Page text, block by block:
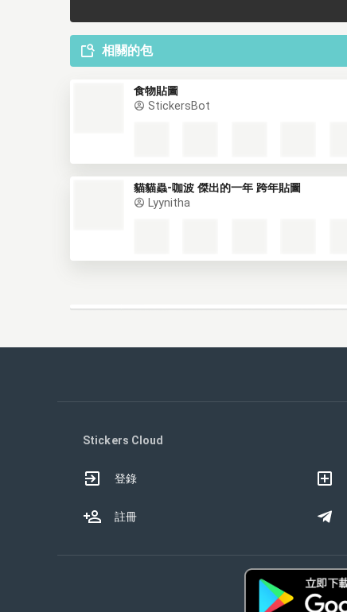
相關的包
食物貼圖
StickersBot
貓貓蟲-咖波 傑出的一年 跨年貼圖
Lyynitha
Stickers Cloud
登錄
註冊